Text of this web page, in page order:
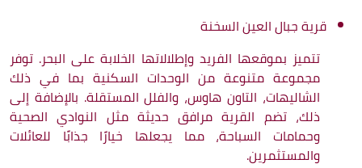
قرية جبال العين السخنة
تتميز بموقعها الفريد وإطلالاتها الخلابة على البحر. توفر
مجموعة متنوعة من الوحدات السكنية بما في ذلك
الشاليهات، التاون هاوس، والفلل المستقلة. بالإضافة إلى
ذلك، تضم القرية مرافق حديثة مثل النوادي الصحية
وحمامات السباحة، مما يجعلها خيارًا جذابًا للعائلات
والمستثمرين.